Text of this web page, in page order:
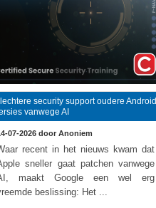
security support oudere Android
vanwege AI
07-2026 door Anoniem
recent in het nieuws kwam dat
sneller gaat patchen vanwege
maakt Google een wel erg
beslissing: Het ...